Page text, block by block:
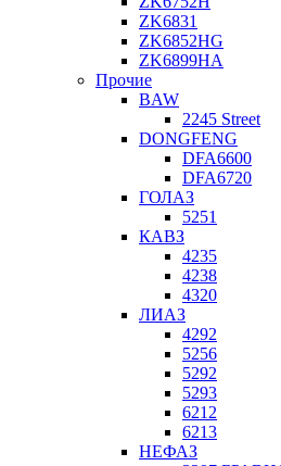
ZK6831
ZK6852HG
ZK6899HA
Прочие
BAW
2245 Street
DONGFENG
DFA6600
DFA6720
ГОЛАЗ
5251
КАВЗ
4235
4238
4320
ЛИАЗ
4292
5256
5292
5293
6212
6213
НЕФАЗ